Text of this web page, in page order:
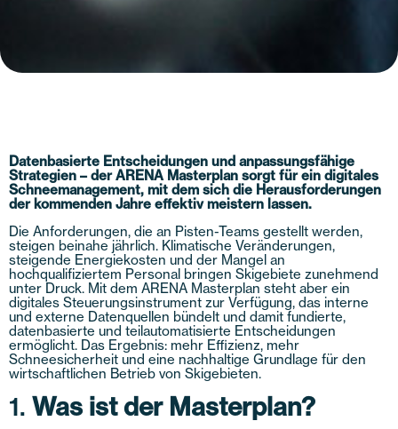
Datenbasierte Entscheidungen und anpassungsfähige
Strategien – der ARENA Masterplan sorgt für ein digitales
Schneemanagement, mit dem sich die Herausforderungen
der kommenden Jahre effektiv meistern lassen.
Die Anforderungen, die an Pisten-Teams gestellt werden,
steigen beinahe jährlich. Klimatische Veränderungen,
steigende Energiekosten und der Mangel an
hochqualifiziertem Personal bringen Skigebiete zunehmend
unter Druck. Mit dem ARENA Masterplan steht aber ein
digitales Steuerungsinstrument zur Verfügung, das interne
und externe Datenquellen bündelt und damit fundierte,
datenbasierte und teilautomatisierte Entscheidungen
ermöglicht. Das Ergebnis: mehr Effizienz, mehr
Schneesicherheit und eine nachhaltige Grundlage für den
wirtschaftlichen Betrieb von Skigebieten.
1. Was ist der Masterplan?